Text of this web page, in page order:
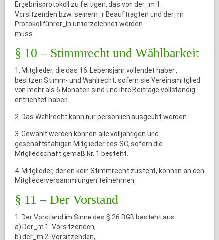
Ergebnisprotokoll zu fertigen, das von der_m 1.
Vorsitzenden bzw. seinem_r Beauftragten und der_m
Protokollführer_in unterzeichnet werden
muss.
§ 10 – Stimmrecht und Wählbarkeit
1. Mitglieder, die das 16. Lebensjahr vollendet haben,
besitzen Stimm- und Wahlrecht, sofern sie Vereinsmitglied
von mehr als 6 Monaten sind und ihre Beiträge vollständig
entrichtet haben.
2. Das Wahlrecht kann nur persönlich ausgeübt werden.
3. Gewählt werden können alle volljährigen und
geschäftsfähigen Mitglieder des SC, sofern die
Mitgliedschaft gemäß Nr. 1 besteht.
4. Mitglieder, denen kein Stimmrecht zusteht, können an den
Mitgliederversammlungen teilnehmen.
§ 11 – Der Vorstand
1. Der Vorstand im Sinne des § 26 BGB besteht aus:
a) Der_m 1. Vorsitzenden,
b) der_m 2. Vorsitzenden,